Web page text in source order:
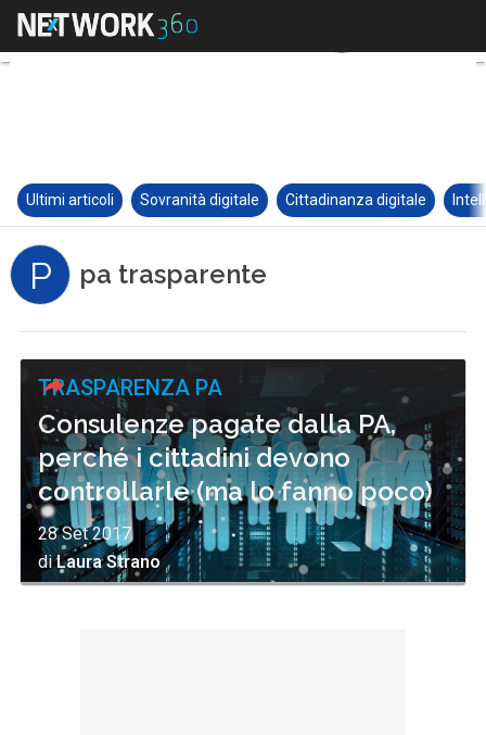
Ultimi articoli Sovranità digitale Cittadinanza digitale
P pa trasparente
TRASPARENZA PA
Consulenze pagate dalla PA,
perché i cittadini devono
controllarle (ma lo fanno poco)
28 Set 2017
diLaura Strano